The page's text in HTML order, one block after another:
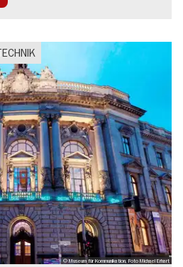
© Museum für Kommunikation, Foto Michael Erhart